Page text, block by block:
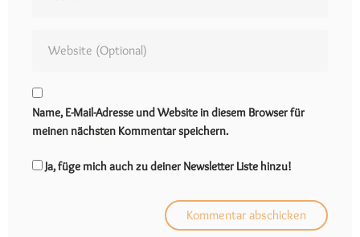
Name, E-Mail-Adresse und Website in diesem Browser für
meinen nächsten Kommentar speichern.
Ja, füge mich auch zu deiner Newsletter Liste hinzu!